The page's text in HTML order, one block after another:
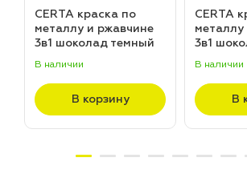
CERTA краска по
металлу и ржавчине
3в1 шоколад темный
(20,0кг)
В наличии
В корзину
CERTA
3в1
В наличии
В